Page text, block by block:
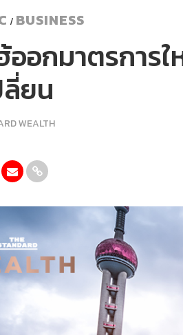
/ BUSINESS
ออกมาตรการ
ยน
WEALTH